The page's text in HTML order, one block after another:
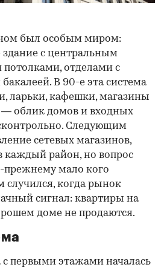
был особым миром:
здание с центральным
отделами с
В 90-е эта система
ларьки, кафешки, магазины
— облик домов и входных
Следующим
сетевых магазинов,
каждый район, но вопрос
прежнему мало кого
случился, когда рынок
сигнал: квартиры на
доме не продаются.
с первыми этажами началась